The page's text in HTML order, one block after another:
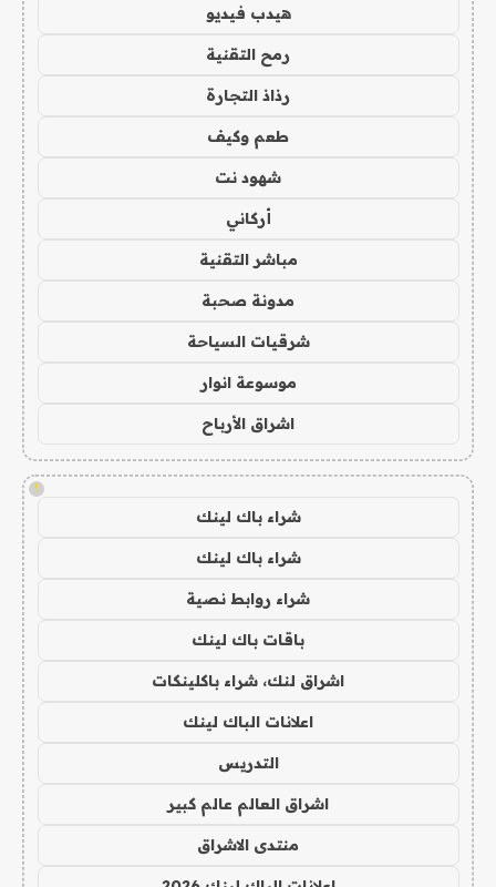
هيدب فيديو
رمح التقنية
رذاذ التجارة
طعم وكيف
شهود نت
أركاني
مباشر التقنية
مدونة صحبة
شرقيات السياحة
موسوعة انوار
اشراق الأرباح
!
شراء باك لينك
شراء باك لينك
شراء روابط نصية
باقات باك لينك
اشراق لنك، شراء باكلينكات
اعلانات الباك لينك
التدريس
اشراق العالم عالم كبير
منتدى الاشراق